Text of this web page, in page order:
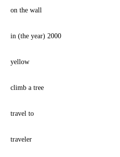
on the wall
in (the year) 2000
yellow
climb a tree
travel to
traveler